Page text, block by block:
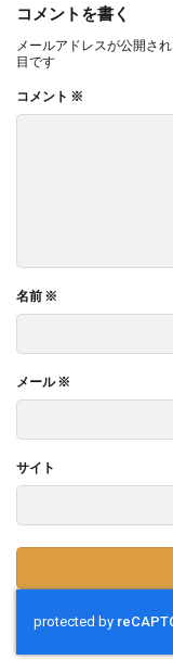
コメントを書く
メールアドレスが公開さ
目です
コメント ※
名前 ※
メール※
サイト